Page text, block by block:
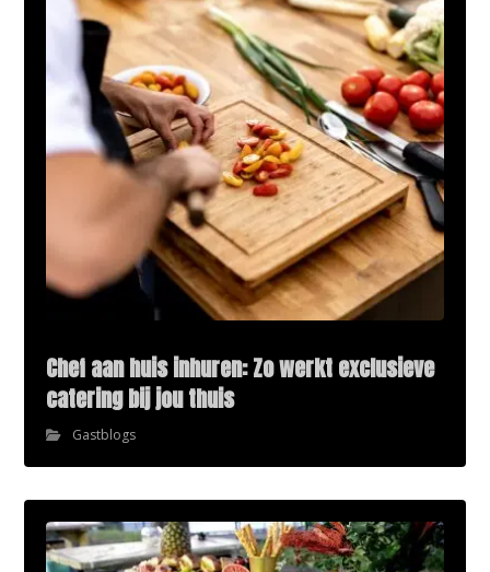
Chef aan huis inhuren: Zo werkt exclusieve
catering bij jou thuis
Gastblogs